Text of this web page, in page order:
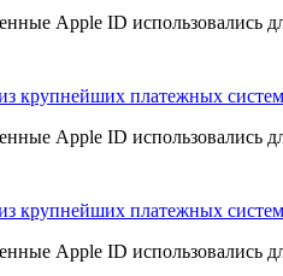
Apple ID использовались
крупнейших платежных
Apple ID использовались
крупнейших платежных
Apple ID использовались